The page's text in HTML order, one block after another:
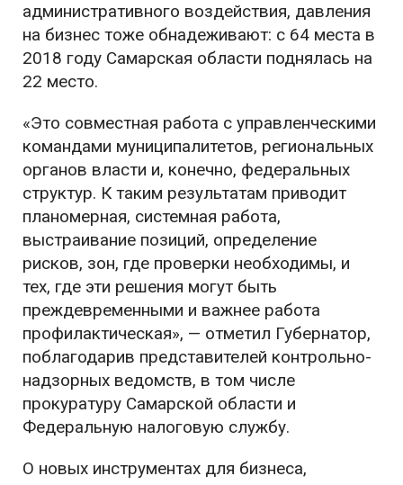
административного воздействия, давления
на бизнес тоже обнадеживают: с 64 места в
2018 году Самарская области поднялась на
22 место.
«Это совместная работа с управленческими
командами муниципалитетов, региональных
органов власти и, конечно, федеральных
структур. К таким результатам приводит
планомерная, системная работа,
выстраивание позиций, определение
рисков, зон, где проверки необходимы, и
тех, где эти решения могут быть
преждевременными и важнее работа
профилактическая», — отметил Губернатор,
поблагодарив представителей контрольно-
надзорных ведомств, в том числе
прокуратуру Самарской области и
Федеральную налоговую службу.
О новых инструментах для бизнеса,